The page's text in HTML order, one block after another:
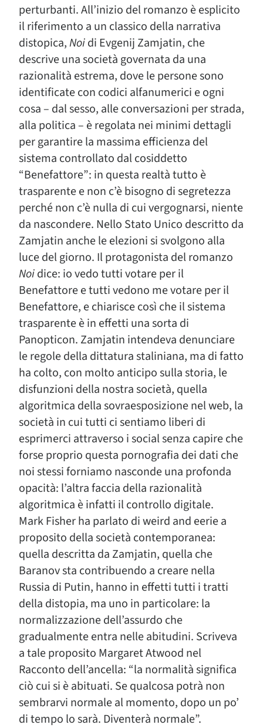
perturbanti. All’inizio del romanzo è esplicito
il riferimento a un classico della narrativa
distopica,Noidi Evgenij Zamjatin, che
descrive una società governata da una
razionalità estrema, dove le persone sono
identificate con codici alfanumerici e ogni
cosa – dal sesso, alle conversazioni per strada,
alla politica – è regolata nei minimi dettagli
per garantire la massima efficienza del
sistema controllato dal cosiddetto
“Benefattore”: in questa realtà tutto è
trasparente e non c’è bisogno di segretezza
perché non c’è nulla di cui vergognarsi, niente
da nascondere. Nello Stato Unico descritto da
Zamjatin anche le elezioni si svolgono alla
luce del giorno. Il protagonista del romanzo
Noidice: io vedo tutti votare per il
Benefattore e tutti vedono me votare per il
Benefattore, e chiarisce così che il sistema
trasparente è in effetti una sorta di
Panopticon. Zamjatin intendeva denunciare
le regole della dittatura staliniana, ma di fatto
ha colto, con molto anticipo sulla storia, le
disfunzioni della nostra società, quella
algoritmica della sovraesposizione nel web, la
società in cui tutti ci sentiamo liberi di
esprimerci attraverso i social senza capire che
forse proprio questa pornografia dei dati che
noi stessi forniamo nasconde una profonda
opacità: l’altra faccia della razionalità
algoritmica è infatti il controllo digitale.
Mark Fisher ha parlato di weird and eerie a
proposito della società contemporanea:
quella descritta da Zamjatin, quella che
Baranov sta contribuendo a creare nella
Russia di Putin, hanno in effetti tutti i tratti
della distopia, ma uno in particolare: la
normalizzazione dell’assurdo che
gradualmente entra nelle abitudini. Scriveva
a tale proposito Margaret Atwood nel
Racconto dell’ancella: “la normalità significa
ciò cui si è abituati. Se qualcosa potrà non
sembrarvi normale al momento, dopo un po’
di tempo lo sarà. Diventerà normale”.